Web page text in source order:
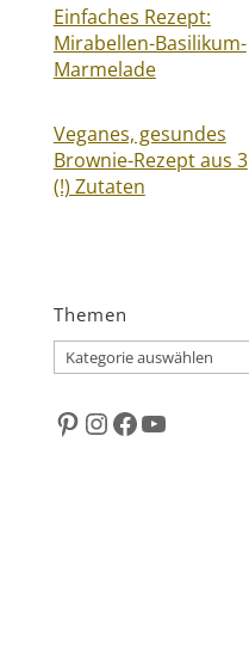
Einfaches Rezept:
Mirabellen-Basilikum-
Marmelade
Veganes, gesundes
Brownie-Rezept aus 3
(!) Zutaten
Themen
Themen
Pinterest
Instagram
Facebook
YouTube